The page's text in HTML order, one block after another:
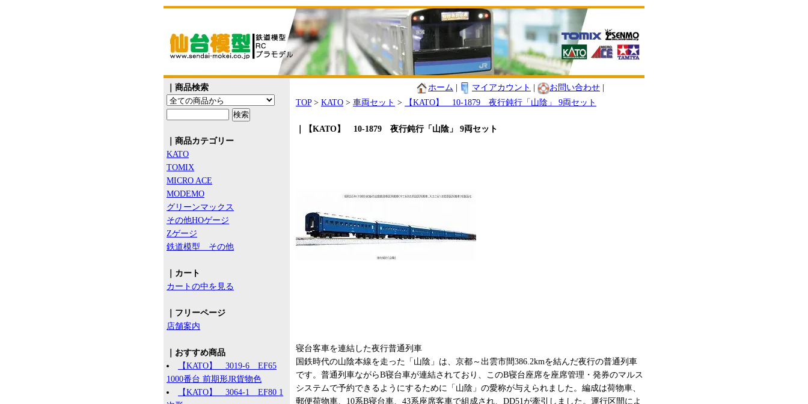
ホーム マイアカウント お問い合わせ
｜商品検索
｜商品カテゴリー
KATO
TOMIX
MICRO ACE
MODEMO
グリーンマックス
その他HOゲージ
Zゲージ
鉄道模型 その他
｜カート
カートの中を見る
｜フリーページ
店舗案内
｜おすすめ商品
【KATO】 3019-6 EF65
1000番台 前期形JR貨物色
【KATO】 3064-1 EF80 1
TOP> KATO > 車両セット > 【KATO】 10-1879 夜行鈍行「山陰」 9両セット
｜【KATO】 10-1879 夜行鈍行「山陰」 9両セット
寝台客車を連結した夜行普通列車
国鉄時代の山陰本線を走った「山陰」は、京都～出雲市間386.2kmを結んだ夜行の普通列車
です。普通列車ながらB寝台車が連結されており、このB寝台座席を座席管理・発券のマルス
システムで予約できるようにするために「山陰」の愛称が与えられました。編成は荷物車、
郵便荷物車、10系B寝台車、43系座席客車で組成され、DD51が牽引しました。運行区間によ